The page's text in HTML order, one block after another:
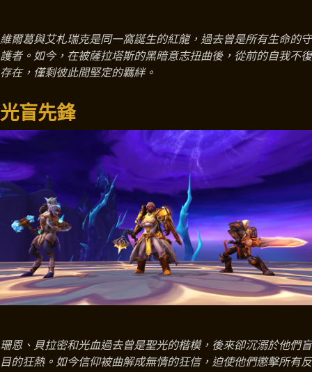
維爾葛與艾札瑞克是同一窩誕生的紅龍，過去曾是所有生命的守
護者。如今，在被薩拉塔斯的黑暗意志扭曲後，從前的自我不復
存在，僅剩彼此間堅定的羈絆。
光盲先鋒
珊恩、貝拉密和光血過去曾是聖光的楷模，後來卻沉溺於他們盲
目的狂熱。如今信仰被曲解成無情的狂信，迫使他們懲擊所有反